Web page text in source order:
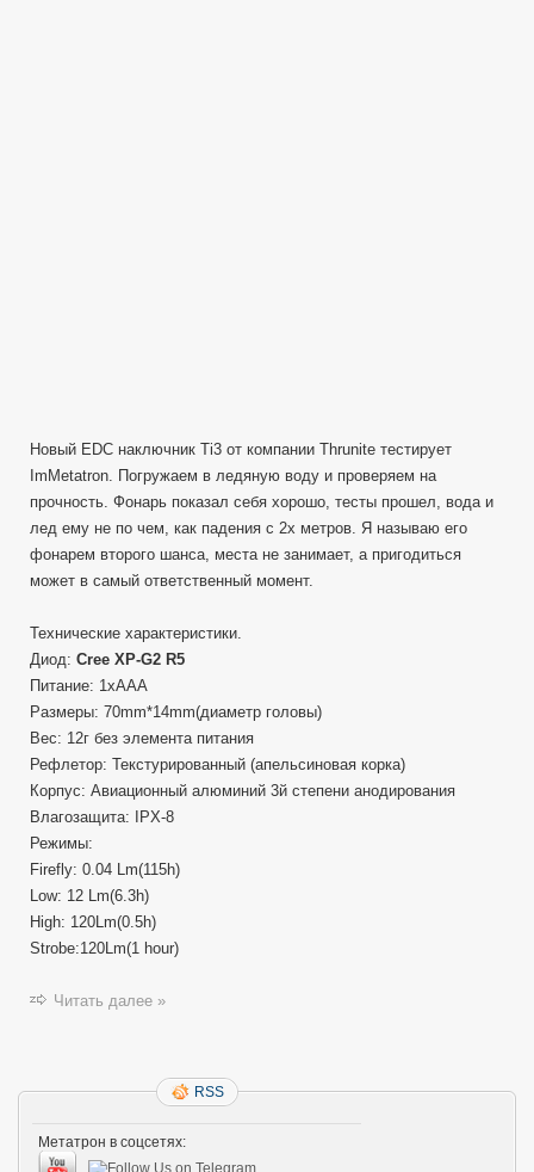
Новый EDC наключник Ti3 от компании Thrunite тестирует
ImMetatron. Погружаем в ледяную воду и проверяем на
прочность. Фонарь показал себя хорошо, тесты прошел, вода и
лед ему не по чем, как падения с 2х метров. Я называю его
фонарем второго шанса, места не занимает, а пригодиться
может в самый ответственный момент.
Технические характеристики.
Диод: Cree XP-G2 R5
Питание: 1xAAA
Размеры: 70mm*14mm(диаметр головы)
Вес: 12г без элемента питания
Рефлетор: Текстурированный (апельсиновая корка)
Корпус: Авиационный алюминий 3й степени анодирования
Влагозащита: IPX-8
Режимы:
Firefly: 0.04 Lm(115h)
Low: 12 Lm(6.3h)
High: 120Lm(0.5h)
Strobe:120Lm(1 hour)
Читать далее »
RSS
Метатрон в соцсетях: